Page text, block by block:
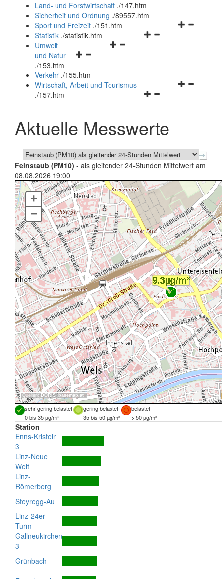
und
schließen
Land- und Forstwirtschaft ./147.htm
Sicherheit und Ordnung ./89557.htm
Navigationsmenü
Sport und Freizeit ./151.htm
Navigationsmenü
Statistik ./statistik.htm
Navigationsmenü
und
schließen
Umwelt
und Natur
./153.htm
Verkehr ./155.htm
Navigationsmenü
schließen
Wirtschaft, Arbeit und Tourismus
./157.htm
Aktuelle Messwerte
Feinstaub (PM10) - als gleitender 24-Stunden Mittelwert am
08.08.2026 19:00
Quellen: DORIS, basemap.at
+
–
sehr gering belastet gering belastet
belastet
0 bis 35 µg/m³
35 bis 50 µg/m³ > 50 µg/m³
Station
Enns-Kristein
3
Linz-Neue
Welt
Linz-
Römerberg
Steyregg-Au
Linz-24er-
Turm
Gallneukirchen
3
Grünbach